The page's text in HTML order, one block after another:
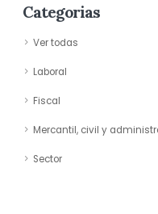
Categorias
Ver todas
Laboral
Fiscal
Mercantil, civil y
Sector